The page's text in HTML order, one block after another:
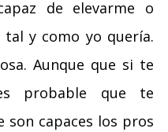
de elevarme o
tal y como yo quería.
Aunque que si te
probable que te
son capaces los pros